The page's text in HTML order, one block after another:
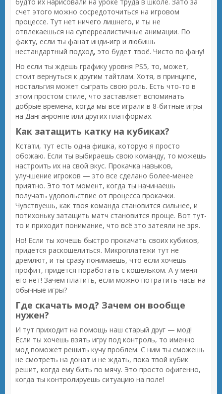
счет этого можно сосредоточиться на игровом
процессе. Тут нет ничего лишнего, и ты не
отвлекаешься на суперреалистичные анимации. По
факту, если ты фанат инди-игр и любишь
нестандартный подход, это будет твоё. Чисто по фану!
Но если ты ждешь графику уровня PS5, то, может,
стоит вернуться к другим тайтлам. Хотя, в принципе,
ностальгия может сыграть свою роль. Есть что-то в
этом простом стиле, что заставляет вспоминать
добрые времена, когда мы все играли в 8-битные игры
на Данганронпе или других платформах.
Как затащить катку на кубиках?
Кстати, тут есть одна фишка, которую я просто
обожаю. Если ты выбираешь свою команду, то можешь
настроить их на свой вкус. Прокачка навыков,
улучшение игроков — это все сделано более-менее
приятно. Это тот момент, когда ты начинаешь
получать удовольствие от процесса прокачки.
Чувствуешь, как твоя команда становится сильнее, и
потихоньку затащить матч становится проще. Вот тут-
то и приходит понимание, что всё это затеяли не зря.
Но! Если ты хочешь быстро прокачать своих кубиков,
придется раскошелиться. Микроплатежи тут не
дремлют, и ты сразу понимаешь, что если хочешь
профит, придется поработать с кошельком. А у меня
его нет! Зачем платить, если можно потратить часы на
обычные игры?
Где скачать мод? Зачем он вообще
нужен?
И тут приходит на помощь наш старый друг — мод!
Если ты хочешь взять игру под контроль, то именно
мод поможет решить кучу проблем. С ним ты сможешь
не смотреть на донат и не ждать, пока твой кубик
решит, когда ему бить по мячу. Это просто офигенно,
когда ты контролируешь ситуацию на поле!